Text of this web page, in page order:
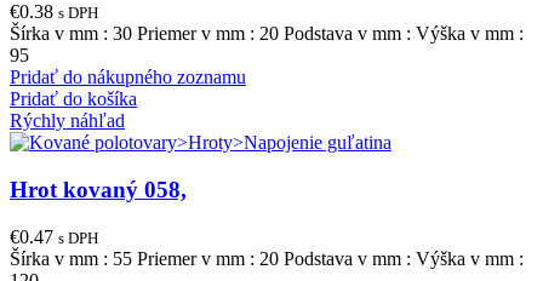
€0.38 s DPH
Šírka v mm : 30 Priemer v mm : 20 Podstava v mm : Výška v mm :
95
Pridať do nákupného zoznamu
Pridať do košíka
Rýchly náhľad
Hrot kovaný 058,
€0.47 s DPH
Šírka v mm : 55 Priemer v mm : 20 Podstava v mm : Výška v mm :